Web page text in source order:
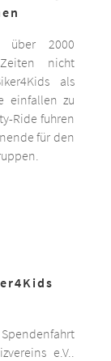
über 2000
nicht
als
einfallen zu
Ride fuhren
für den
e.V..